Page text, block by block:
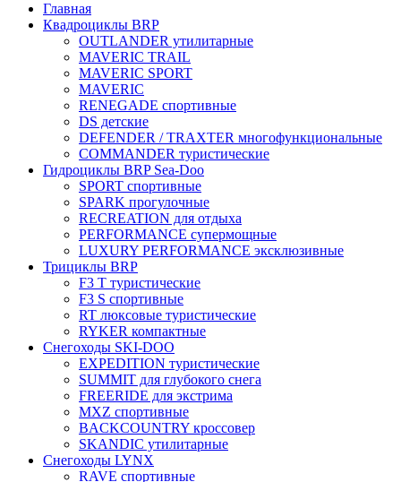
Главная
Квадроциклы BRP
OUTLANDER утилитарные
MAVERIC TRAIL
MAVERIC SPORT
MAVERIC
RENEGADE спортивные
DS детские
DEFENDER / TRAXTER многофункциональные
COMMANDER туристические
Гидроциклы BRP Sea-Doo
SPORT спортивные
SPARK прогулочные
RECREATION для отдыха
PERFORMANCE супермощные
LUXURY PERFORMANCE эксклюзивные
Трициклы BRP
F3 T туристические
F3 S спортивные
RT люксовые туристические
RYKER компактные
Снегоходы SKI-DOO
EXPEDITION туристические
SUMMIT для глубокого снега
FREERIDE для экстрима
MXZ cпортивные
BACKCOUNTRY кроссовер
SKANDIC утилитарные
Снегоходы LYNX
RAVE спортивные